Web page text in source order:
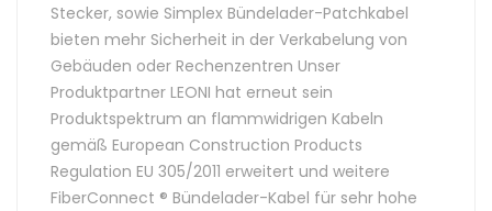
Stecker, sowie Simplex Bündelader-Patchkabel
bieten mehr Sicherheit in der Verkabelung von
Gebäuden oder Rechenzentren Unser
Produktpartner LEONI hat erneut sein
Produktspektrum an flammwidrigen Kabeln
gemäß European Construction Products
Regulation EU 305/2011 erweitert und weitere
FiberConnect ® Bündelader-Kabel für sehr hohe